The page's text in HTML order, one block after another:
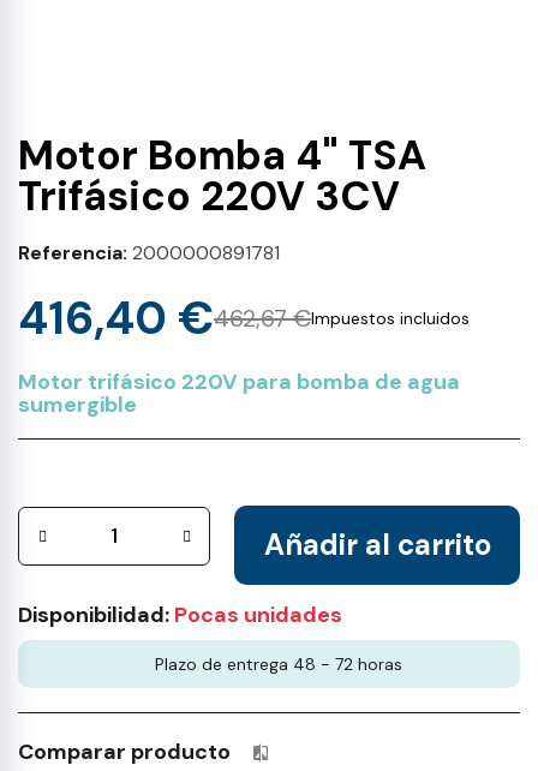
Motor Bomba 4" TSA
Trifásico 220V 3CV
Referencia 2000000891781
462,67 €
416,40 € Impuestos incluidos
Motor trifásico 220V para bomba de agua
sumergible
Añadir al carrito
Disponibilidad: Pocas unidades
Plazo de entrega 48 - 72 horas
Comparar producto Productos incluidos en tu lista